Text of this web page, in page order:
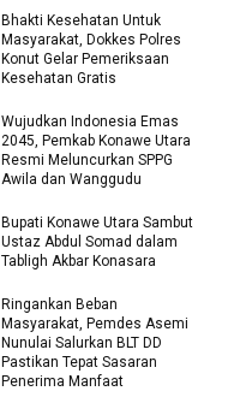
Bhakti Kesehatan Untuk
Masyarakat, Dokkes Polres
Konut Gelar Pemeriksaan
Kesehatan Gratis
Wujudkan Indonesia Emas
2045, Pemkab Konawe Utara
Resmi Meluncurkan SPPG
Awila dan Wanggudu
Bupati Konawe Utara Sambut
Ustaz Abdul Somad dalam
Tabligh Akbar Konasara
Ringankan Beban
Masyarakat, Pemdes Asemi
Nunulai Salurkan BLT DD
Pastikan Tepat Sasaran
Penerima Manfaat